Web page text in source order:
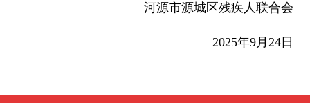
河源市源城区残疾人联合会
2025年9月24日